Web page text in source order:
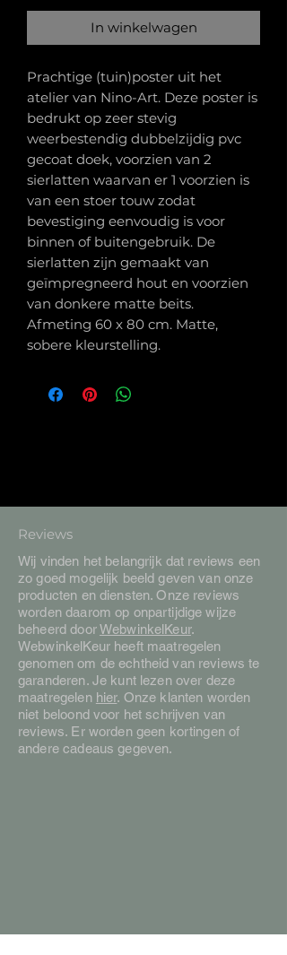
In winkelwagen
Prachtige (tuin)poster uit het
atelier van Nino-Art. Deze poster is
bedrukt op zeer stevig
weerbestendig dubbelzijdig pvc
gecoat doek, voorzien van 2
sierlatten waarvan er 1 voorzien is
van een stoer touw zodat
bevestiging eenvoudig is voor
binnen of buitengebruik. De
sierlatten zijn gemaakt van
geïmpregneerd hout en voorzien
van donkere matte beits.
Afmeting 60 x 80 cm. Matte,
sobere kleurstelling.
Reviews
Wij vinden het belangrijk dat reviews een
zo goed mogelijk beeld geven van onze
producten en diensten. Onze reviews
worden daarom op onpartijdige wijze
beheerd doorWebwinkelKeur.
WebwinkelKeur heeft maatregelen
genomen om de echtheid van reviews te
garanderen. Je kunt lezen over deze
maatregelen hier. Onze klanten worden
niet beloond voor het schrijven van
reviews. Er worden geen kortingen of
andere cadeaus gegeven.